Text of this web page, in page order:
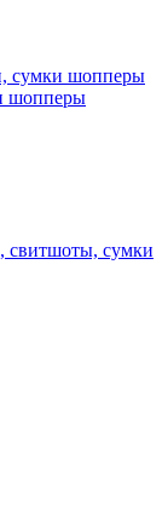
сумки шопперы
шопперы
свитшоты, сумки